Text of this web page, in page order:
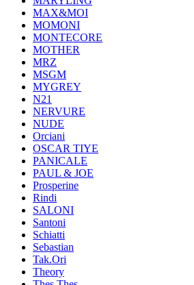
MAX&MOI
MOMONI
MONTECORE
MOTHER
MRZ
MSGM
MYGREY
N21
NERVURE
NUDE
Orciani
OSCAR TIYE
PANICALE
PAUL & JOE
Prosperine
Rindi
SALONI
Santoni
Schiatti
Sebastian
Tak.Ori
Theory